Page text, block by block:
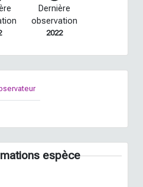
Dernière
observation
2022
espèce